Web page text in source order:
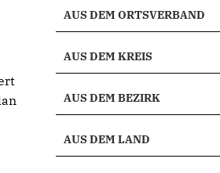
AUS DEM ORTSVERBAND
AUS DEM KREIS
AUS DEM BEZIRK
AUS DEM LAND